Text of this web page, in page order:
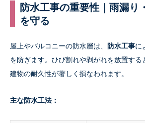
防水工事の重要性｜雨漏り
を守る
屋上やバルコニーの防水層は、 防水工事に
を防ぎます。ひび割れや剥がれを放置する
建物の耐久性が著しく損なわれます。
主な防水工法：